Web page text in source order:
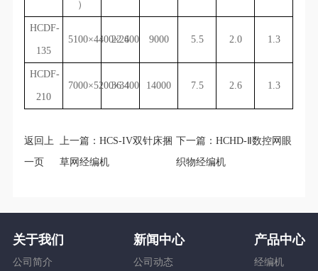
）
HCDF-
135
5100×4400×2600
22.4 9000 5.5 2.0 1.3
HCDF-
210
7000×5200×3400
36.4 14000 7.5 2.6 1.3
返回上
一页
上一篇：HCS-IV双针床捆
草网经编机
下一篇： HCHD-Ⅱ数控网眼
织物经编机
关于我们
公司简介
新闻中心
公司动态
产品中心
经编机